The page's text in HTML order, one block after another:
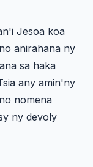
Jesoa koa
anirahana ny
sa haka
any amin'ny
nomena
ny devoly